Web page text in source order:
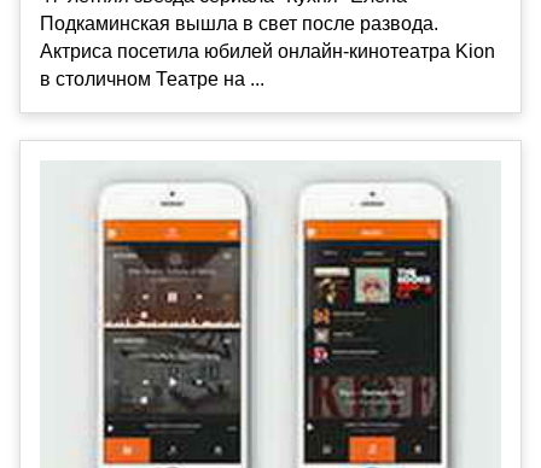
Подкаминская вышла в свет после развода.
Актриса посетила юбилей онлайн-кинотеатра Kion
в столичном Театре на ...